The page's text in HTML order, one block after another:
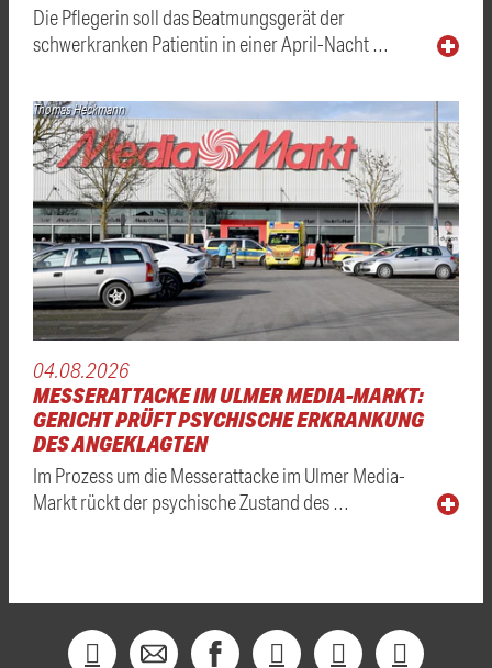
Die Pflegerin soll das Beatmungsgerät der
schwerkranken Patientin in einer April-Nacht …
Thomas Heckmann
04.08.2026
MESSERATTACKE IM ULMER MEDIA-MARKT:
GERICHT PRÜFT PSYCHISCHE ERKRANKUNG
DES ANGEKLAGTEN
Im Prozess um die Messerattacke im Ulmer Media-
Markt rückt der psychische Zustand des …